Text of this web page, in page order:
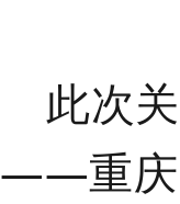
此次
——重庆